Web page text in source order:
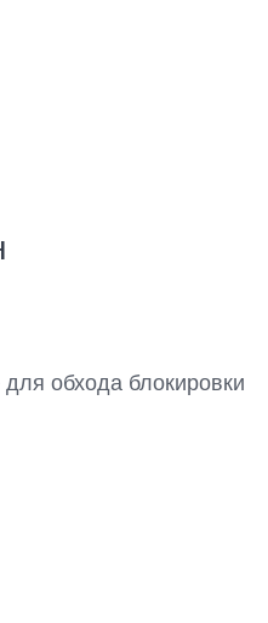
обхода блокировки